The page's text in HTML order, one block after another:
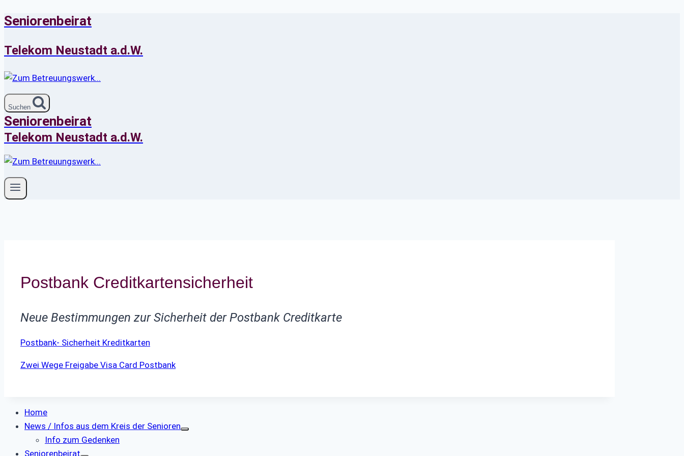
Zum
springen
Seniorenbeirat
Telekom Neustadt a.d.W.
Suchen
Seniorenbeirat
Telekom Neustadt a.d.W.
Postbank Creditkartensicherheit
Neue Bestimmungen zur Sicherheit der Postbank Creditkarte
Postbank- Sicherheit Kreditkarten
Zwei Wege Freigabe Visa Card Postbank
Home
News / Infos aus dem Kreis der Senioren
Info zum Gedenken
Seniorenbeirat